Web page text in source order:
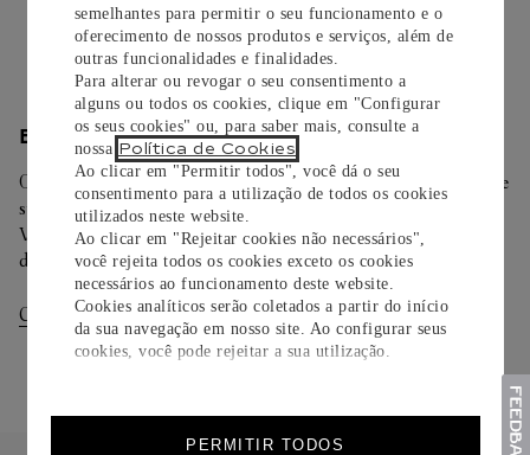
semelhantes para permitir o seu funcionamento e o
oferecimento de nossos produtos e serviços, além de
outras funcionalidades e finalidades.
Para alterar ou revogar o seu consentimento a
alguns ou todos os cookies, clique em "Configurar
os seus cookies" ou, para saber mais, consulte a
nossa Política de Cookies
Ao clicar em "Permitir todos", você dá o seu
consentimento para a utilização de todos os cookies
utilizados neste website.
Ao clicar em "Rejeitar cookies não necessários",
você rejeita todos os cookies exceto os cookies
necessários ao funcionamento deste website.
Cookies analíticos serão coletados a partir do início
da sua navegação em nosso site. Ao configurar seus
cookies, você pode rejeitar a sua utilização.
PERMITIR TODOS
Saiba mais
ENTREGA/DEVOLUÇÃO
Oferecemos diferentes opções de entrega. Selecione o envio de
sua preferência na finalização de seu pedido.
Você pode trocar ou devolver sua criação Cartier em até 30
dias.
Consultar Entregas Consultar Devoluções